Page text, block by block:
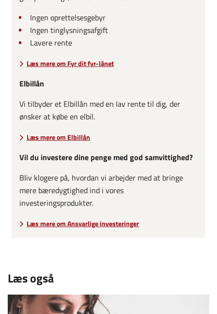
Ingen oprettelsesgebyr
Ingen tinglysningsafgift
Lavere rente
Læs mere om Fyr dit fyr-lånet
Elbillån
Vi tilbyder et Elbillån med en lav rente til dig, der
ønsker at købe en elbil.
Læs mere om Elbillån
Vil du investere dine penge med god samvittighed?
Bliv klogere på, hvordan vi arbejder med at bringe
mere bæredygtighed ind i vores
investeringsprodukter.
Læs mere om Ansvarlige investeringer
Læs også